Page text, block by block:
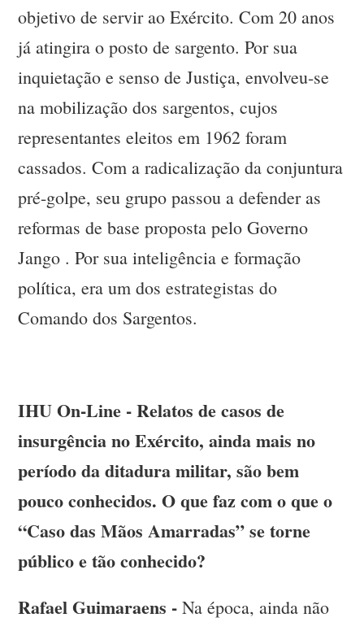
objetivo de servir ao Exército. Com 20 anos
já atingira o posto de sargento. Por sua
inquietação e senso de Justiça, envolveu-se
na mobilização dos sargentos, cujos
representantes eleitos em 1962 foram
cassados. Com a radicalização da conjuntura
pré-golpe, seu grupo passou a defender as
reformas de base proposta pelo Governo
Jango . Por sua inteligência e formação
política, era um dos estrategistas do
Comando dos Sargentos.
IHU On-Line - Relatos de casos de
insurgência no Exército, ainda mais no
período da ditadura militar, são bem
pouco conhecidos. O que faz com o que o
“Caso das Mãos Amarradas” se torne
público e tão conhecido?
Rafael Guimaraens -Na época, ainda não